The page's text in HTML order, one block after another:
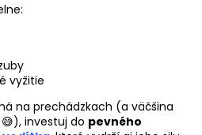
vyžitie
na prechádzkach (a väčšina
investuj do pevného